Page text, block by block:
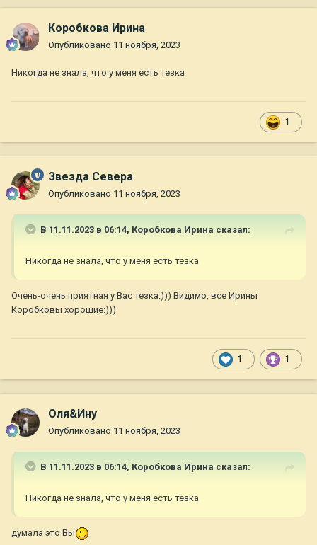
Коробкова Ирина
Опубликовано 11 ноября, 2023
Никогда не знала, что у меня есть тезка
1
Звезда Севера
Опубликовано 11 ноября, 2023
В 11.11.2023 в 06:14, Коробкова Ирина сказал:
Никогда не знала, что у меня есть тезка
Очень-очень приятная у Вас тезка:))) Видимо, все Ирины
Коробковы хорошие:)))
1 1
Оля&Ину
Опубликовано 11 ноября, 2023
В 11.11.2023 в 06:14, Коробкова Ирина сказал:
Никогда не знала, что у меня есть тезка
думала это Вы